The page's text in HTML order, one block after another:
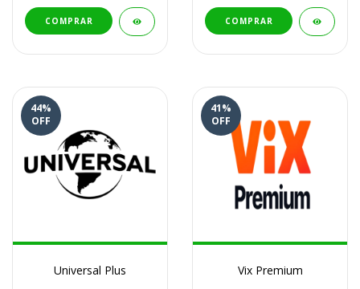
COMPRAR COMPRAR
44%
OFF
Universal Plus
41%
OFF
Vix Premium